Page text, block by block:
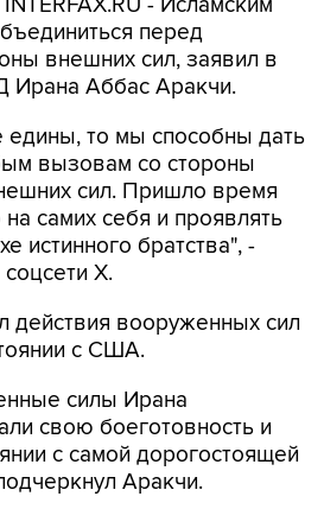
- Исламским
перед
внешних сил, заявил в
Ирана Аббас Аракчи.
едины, то мы способны дать
вызовам со стороны
сил. Пришло время
на самих себя и проявлять
истинного братства", -
Х.
действия вооруженных сил
с США.
силы Ирана
свою боеготовность и
с самой дорогостоящей
Аракчи.